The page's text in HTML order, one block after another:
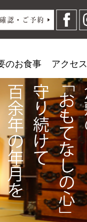
のお食事 アクセス